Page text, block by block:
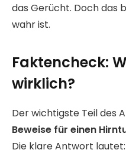
das Gerücht. Doch das
wahr ist.
Faktencheck:
wirklich?
Der wichtigste Teil des
Beweise für einen
Die klare Antwort lautet: